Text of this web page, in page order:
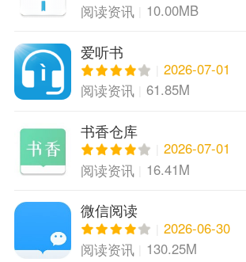
阅读资讯
10.00MB
爱听书
2026-07-01
阅读资讯
61.85M
书香仓库
2026-07-01
阅读资讯
16.41M
微信阅读
2026-06-30
阅读资讯
130.25M